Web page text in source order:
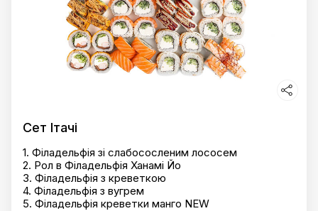
Сет Ітачі
1. Філадельфія зі слабососленим лососем
2. Рол в Філадельфія Ханамі Йо
3. Філадельфія з креветкою
4. Філадельфія з вугрем
5. Філадельфія креветки манго NEW